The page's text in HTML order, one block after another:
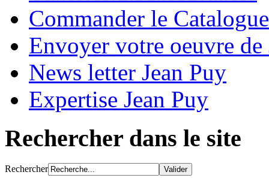
Commander le
Envoyer votre oeuvre de
News letter Jean Puy
Expertise Jean Puy
Rechercher dans le site
Rechercher